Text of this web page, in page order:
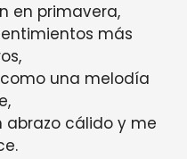
en primavera,
más
una melodía
abrazo cálido y me